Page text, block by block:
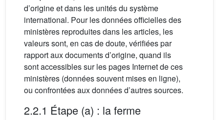
d’origine et dans les unités du système
international. Pour les données officielles des
ministères reproduites dans les articles, les
valeurs sont, en cas de doute, vérifiées par
rapport aux documents d’origine, quand ils
sont accessibles sur les pages Internet de ces
ministères (données souvent mises en ligne),
ou confrontées aux données d’autres sources.
2.2.1 Étape (a) : la ferme